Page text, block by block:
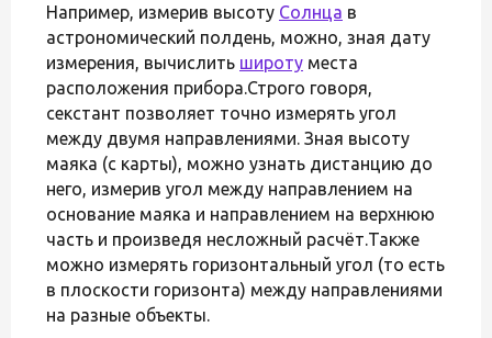
Например, измерив высоту Солнца в
астрономический полдень, можно, зная дату
измерения, вычислить широту места
расположения прибора.Строго говоря,
секстант позволяет точно измерять угол
между двумя направлениями. Зная высоту
маяка (с карты), можно узнать дистанцию до
него, измерив угол между направлением на
основание маяка и направлением на верхнюю
часть и произведя несложный расчёт.Также
можно измерять горизонтальный угол (то есть
в плоскости горизонта) между направлениями
на разные объекты.